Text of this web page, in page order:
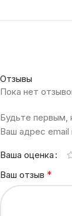
Отзывы
Пока нет
Будьте первым,
Ваш адрес email
Ваша оценка
Ваш отзыв *